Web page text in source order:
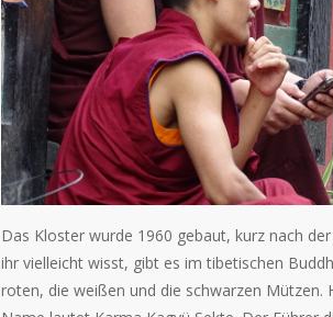
Das Kloster wurde 1960 gebaut, kurz nach
ihr vielleicht wisst, gibt es im tibetischen
roten, die weißen und die schwarzen Mützen.